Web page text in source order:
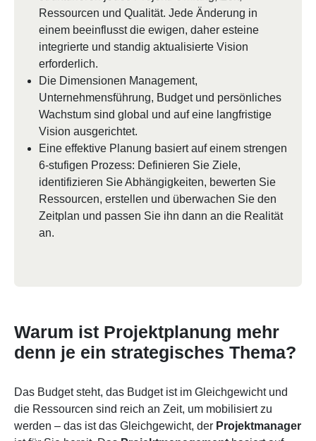
Ressourcen und Qualität. Jede Änderung in
einem beeinflusst die ewigen, daher esteine ​​​​
integrierte und standig aktualisierte Vision
erforderlich.
Die Dimensionen Management,
Unternehmensführung, Budget und persönliches
Wachstum sind global und auf eine langfristige
Vision ausgerichtet.
Eine effektive Planung basiert auf einem strengen
6-stufigen Prozess: Definieren Sie Ziele,
identifizieren Sie Abhängigkeiten, bewerten Sie
Ressourcen, erstellen und überwachen Sie den
Zeitplan und passen Sie ihn dann an die Realität
an.
Warum ist Projektplanung mehr
denn je ein strategisches Thema?
Das Budget steht, das Budget ist im Gleichgewicht und
die Ressourcen sind reich an Zeit, um mobilisiert zu
werden – das ist das Gleichgewicht, der Projektmanager